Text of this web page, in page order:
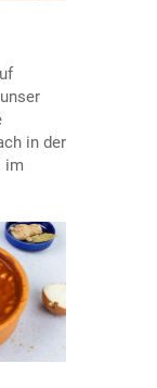
in der
im